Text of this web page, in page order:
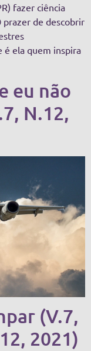
fazer ciência
prazer de descobrir
é ela quem inspira
eu não
N.12,
(V.7,
2021)